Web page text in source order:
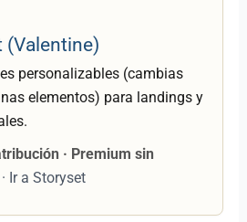
(Valentine)
personalizables (cambias
elementos) para landings y
· Premium sin
· Ir a Storyset